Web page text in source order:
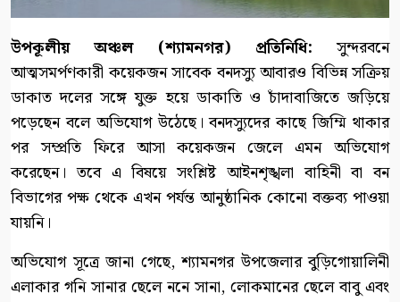
উপকূলীয় অঞ্চল (শ্যামনগর) প্রতিনিধি: সুন্দরবনে
আত্মসমর্পণকারী কয়েকজন সাবেক বনদস্যু আবারও বিভিন্ন সক্রিয়
ডাকাত দলের সঙ্গে যুক্ত হয়ে ডাকাতি ও চাঁদাবাজিতে জড়িয়ে
পড়েছেন বলে অভিযোগ উঠেছে। বনদস্যুদের কাছে জিম্মি থাকার
পর সম্প্রতি ফিরে আসা কয়েকজন জেলে এমন অভিযোগ
করেছেন। তবে এ বিষয়ে সংশ্লিষ্ট আইনশৃঙ্খলা বাহিনী বা বন
বিভাগের পক্ষ থেকে এখন পর্যন্ত আনুষ্ঠানিক কোনো বক্তব্য পাওয়া
যায়নি।
অভিযোগ সূত্রে জানা গেছে, শ্যামনগর উপজেলার বুড়িগোয়ালিনী
এলাকার গনি সানার ছেলে ননে সানা, লোকমানের ছেলে বাবু এবং